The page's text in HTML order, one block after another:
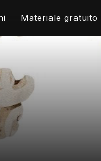
Materiale gratuito